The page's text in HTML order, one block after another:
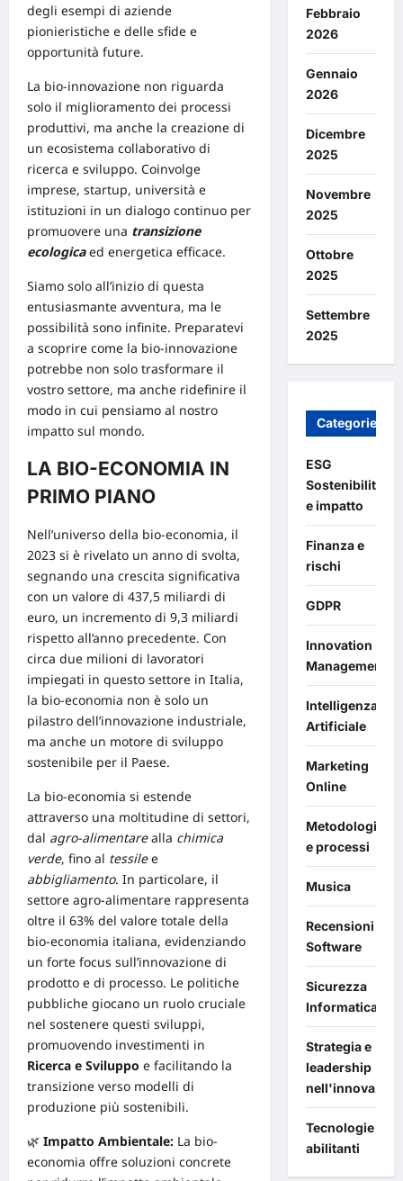
degli esempi di aziende
pionieristiche e delle sfide e
opportunità future.
La bio-innovazione non riguarda
solo il miglioramento dei processi
produttivi, ma anche la creazione di
un ecosistema collaborativo di
ricerca e sviluppo. Coinvolge
imprese, startup, università e
istituzioni in un dialogo continuo per
promuovere una transizione
ecologicaed energetica efficace.
Siamo solo all’inizio di questa
entusiasmante avventura, ma le
possibilità sono infinite. Preparatevi
a scoprire come la bio-innovazione
potrebbe non solo trasformare il
vostro settore, ma anche ridefinire il
modo in cui pensiamo al nostro
impatto sul mondo.
LA BIO-ECONOMIA IN
PRIMO PIANO
Nell’universo della bio-economia, il
2023 si è rivelato un anno di svolta,
segnando una crescita significativa
con un valore di 437,5 miliardi di
euro, un incremento di 9,3 miliardi
rispetto all’anno precedente. Con
circa due milioni di lavoratori
impiegati in questo settore in Italia,
la bio-economia non è solo un
pilastro dell’innovazione industriale,
ma anche un motore di sviluppo
sostenibile per il Paese.
La bio-economia si estende
attraverso una moltitudine di settori,
dal agro-alimentarealla chimica
verde, fino al tessilee
abbigliamento. In particolare, il
settore agro-alimentare rappresenta
oltre il 63% del valore totale della
bio-economia italiana, evidenziando
un forte focus sull’innovazione di
prodotto e di processo. Le politiche
pubbliche giocano un ruolo cruciale
nel sostenere questi sviluppi,
promuovendo investimenti in
Ricerca e Sviluppo e facilitando la
transizione verso modelli di
produzione più sostenibili.
🌿 Impatto Ambientale: La bio-
economia offre soluzioni concrete
Febbraio
2026
Gennaio
2026
Dicembre
2025
Novembre
2025
Ottobre
2025
Settembre
2025
Categories
ESG
Sostenibilità
e impatto
Finanza e
rischi
GDPR
Innovation
Management
Intelligenza
Artificiale
Marketing
Online
Metodologie
e processi
Musica
Recensioni
Software
Sicurezza
Informatica
Strategia e
leadership
Tecnologie
abilitanti